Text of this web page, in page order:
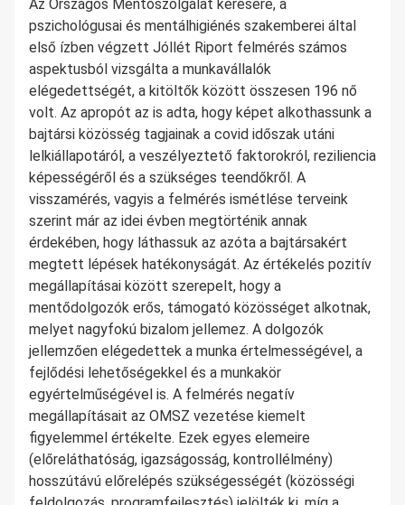
Az Országos Mentőszolgálat kérésére, a
pszichológusai és mentálhigiénés szakemberei által
első ízben végzett Jóllét Riport felmérés számos
aspektusból vizsgálta a munkavállalók
elégedettségét, a kitöltők között összesen 196 nő
volt. Az apropót az is adta, hogy képet alkothassunk a
bajtársi közösség tagjainak a covid időszak utáni
lelkiállapotáról, a veszélyeztető faktorokról, reziliencia
képességéről és a szükséges teendőkről. A
visszamérés, vagyis a felmérés ismétlése terveink
szerint már az idei évben megtörténik annak
érdekében, hogy láthassuk az azóta a bajtársakért
megtett lépések hatékonyságát. Az értékelés pozitív
megállapításai között szerepelt, hogy a
mentődolgozók erős, támogató közösséget alkotnak,
melyet nagyfokú bizalom jellemez. A dolgozók
jellemzően elégedettek a munka értelmességével, a
fejlődési lehetőségekkel és a munkakör
egyértelműségével is. A felmérés negatív
megállapításait az OMSZ vezetése kiemelt
figyelemmel értékelte. Ezek egyes elemeire
(előreláthatóság, igazságosság, kontrollélmény)
hosszútávú előrelépés szükségességét (közösségi